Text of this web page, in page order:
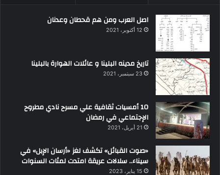
اصل العرب ومن هم قحطان وعدنان
12 أكتوبر، 2021
تاريخ مدينه البلينا و عائلات الهوارة بالبلينا
23 سبتمبر، 2021
10 أمسيات ثقافية علي مسرح نادي مطروح
الإجتماعي في رمضان
21 أبريل، 2021
«صوت القبائل» تكشف لغز «أرسان الإبل» في
سيناء.. سلالات عريقة امتدت لمئات السنوات
15 يناير، 2023